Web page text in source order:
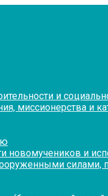
и
миссионерства и
новомучеников и
силами,